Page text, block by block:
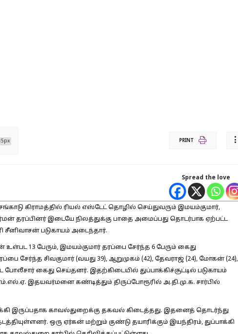
PRINT
Spread the love
கிராமத்தில் ரியல் எஸ்டேட் தொழில் செய்துவரும் இமயம்குமார்,
தரப்பினர் இடையே நிலத்துக்கு பாதை அமைப்பது தொடர்பாக ஏற்பட்ட
சீனிவாசன் படுகாயம் அடைந்தார்.
13 பேரும், இமயம்குமார் தரப்பை சேர்ந்த 6 பேரும் கைது
சேர்ந்த சிவகுமார் (வயது 39), ஆறுமுகம் (42), தேவராஜ் (24), மோகன் (24),
போலீசார் கைது செய்தனர். இதற்கிடையில் துப்பாக்கிச்சூட்டில் படுகாயம்
இதயவர்மனை கண்டித்தும் திருப்போரூரில் அ.தி.மு.க. சார்பில்
இருப்பதாக காவல்துறைக்கு தகவல் கிடைத்தது. இதனைத் தொடர்ந்து
ஒரு ஏர்கன் மற்றும் குண்டு தயாரிக்கும் இயந்திரம், துப்பாக்கி